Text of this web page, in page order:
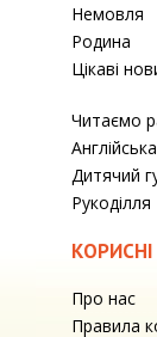
Немовля
Родина
Цікаві
Читаємо
Дитячий
Рукоділля
Про нас
Правила